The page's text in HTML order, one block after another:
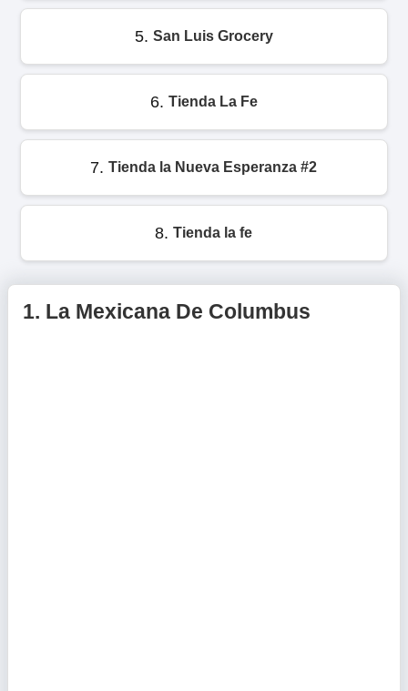
5. San Luis Grocery
6. Tienda La Fe
7. Tienda la Nueva Esperanza #2
8. Tienda la fe
1. La Mexicana De Columbus